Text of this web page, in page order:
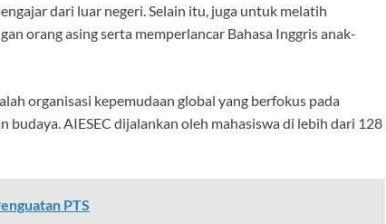
dari luar negeri. Selain itu, juga untuk melatih
orang asing serta memperlancar Bahasa Inggris anak-
organisasi kepemudaan global yang berfokus pada
AIESEC dijalankan oleh mahasiswa di lebih dari 128
PTS